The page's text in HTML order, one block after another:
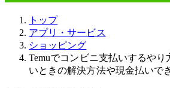
トップ
アプリ・サービス
ショッピング
Temuでコンビニ支払いするや
いときの解決方法や現金払いで